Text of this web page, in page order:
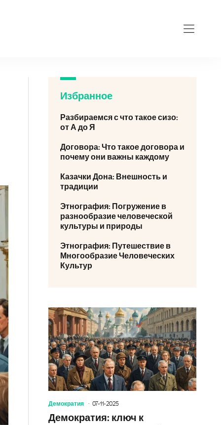
Избранное
Разбираемся с что такое сизо:
от А до Я
Договора: Что такое договора и
почему они важны каждому
Казачки Дона: Внешность и
традиции
Этнография: Погружение в
разнообразие человеческой
культуры и природы
Этнография: Путешествие в
Многообразие Человеческих
Культур
Демократия 07-11-2025
Демократия: ключ к